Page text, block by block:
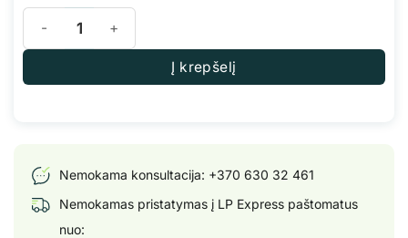
produkto kiekis: Enzymes+ Advanced Hydroponics of Holland
Į krepšelį
Nemokama konsultacija: +370 630 32 461
Nemokamas pristatymas į LP Express paštomatus
nuo: